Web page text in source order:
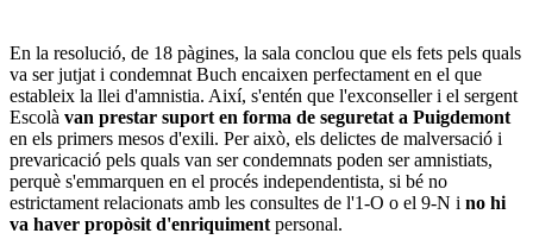
En la resolució, de 18 pàgines, la sala conclou que els fets pels quals
va ser jutjat i condemnat Buch encaixen perfectament en el que
estableix la llei d'amnistia. Així, s'entén que l'exconseller i el sergent
Escolà van prestar suport en forma de seguretat a Puigdemont
en els primers mesos d'exili. Per això, els delictes de malversació i
prevaricació pels quals van ser condemnats poden ser amnistiats,
perquè s'emmarquen en el procés independentista, si bé no
estrictament relacionats amb les consultes de l'1-O o el 9-N i no hi
va haver propòsit d'enriquiment personal.